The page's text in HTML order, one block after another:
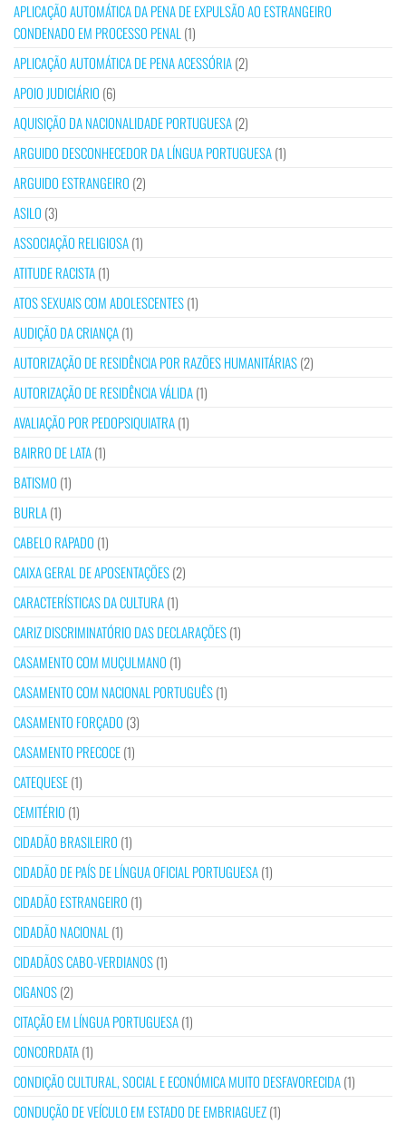
APLICAÇÃO AUTOMÁTICA DA PENA DE EXPULSÃO AO ESTRANGEIRO
CONDENADO EM PROCESSO PENAL (1)
APLICAÇÃO AUTOMÁTICA DE PENA ACESSÓRIA(2)
APOIO JUDICIÁRIO (6)
AQUISIÇÃO DA NACIONALIDADE PORTUGUESA(2)
ARGUIDO DESCONHECEDOR DA LÍNGUA PORTUGUESA(1)
ARGUIDO ESTRANGEIRO (2)
ASILO (3)
ASSOCIAÇÃO RELIGIOSA(1)
ATITUDE RACISTA(1)
ATOS SEXUAIS COM ADOLESCENTES(1)
AUDIÇÃO DA CRIANÇA(1)
AUTORIZAÇÃO DE RESIDÊNCIA POR RAZÕES HUMANITÁRIAS(2)
AUTORIZAÇÃO DE RESIDÊNCIA VÁLIDA(1)
AVALIAÇÃO POR PEDOPSIQUIATRA(1)
BAIRRO DE LATA(1)
BATISMO (1)
BURLA(1)
CABELO RAPADO (1)
CAIXA GERAL DE APOSENTAÇÕES(2)
CARACTERÍSTICAS DA CULTURA(1)
CARIZ DISCRIMINATÓRIO DAS DECLARAÇÕES(1)
CASAMENTO COM MUÇULMANO (1)
CASAMENTO COM NACIONAL PORTUGUÊS(1)
CASAMENTO FORÇADO (3)
CASAMENTO PRECOCE(1)
CATEQUESE(1)
CEMITÉRIO (1)
CIDADÃO BRASILEIRO (1)
CIDADÃO DE PAÍS DE LÍNGUA OFICIAL PORTUGUESA(1)
CIDADÃO ESTRANGEIRO (1)
CIDADÃO NACIONAL (1)
CIDADÃOS CABO-VERDIANOS(1)
CIGANOS(2)
CITAÇÃO EM LÍNGUA PORTUGUESA(1)
CONCORDATA(1)
CONDIÇÃO CULTURAL, SOCIAL E ECONÓMICA MUITO DESFAVORECIDA(1)
CONDUÇÃO DE VEÍCULO EM ESTADO DE EMBRIAGUEZ(1)